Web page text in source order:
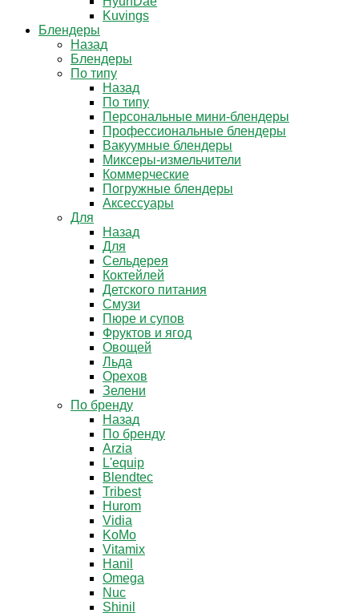
Kuvings
Блендеры
Назад
Блендеры
По типу
Назад
По типу
Персональные мини-блендеры
Профессиональные блендеры
Вакуумные блендеры
Миксеры-измельчители
Коммерческие
Погружные блендеры
Аксессуары
Для
Назад
Для
Сельдерея
Коктейлей
Детского питания
Смузи
Пюре и супов
Фруктов и ягод
Овощей
Льда
Орехов
Зелени
По бренду
Назад
По бренду
Arzia
L'equip
Blendtec
Tribest
Hurom
Vidia
KoMo
Vitamix
Hanil
Omega
Nuc
Shinil